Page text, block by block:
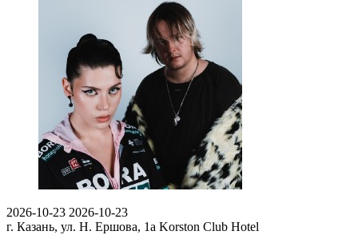
2026-10-23 2026-10-23
г. Казань, ул. Н. Ершова, 1а Korston Club Hotel